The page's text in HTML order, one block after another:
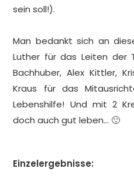
sein soll!).
Man bedankt sich an
Luther für das Leiten der
Bachhuber, Alex Kittler,
Kraus für das
Lebenshilfe! Und mit 2
doch auch gut leben… 🙂
Einzelergebnisse: